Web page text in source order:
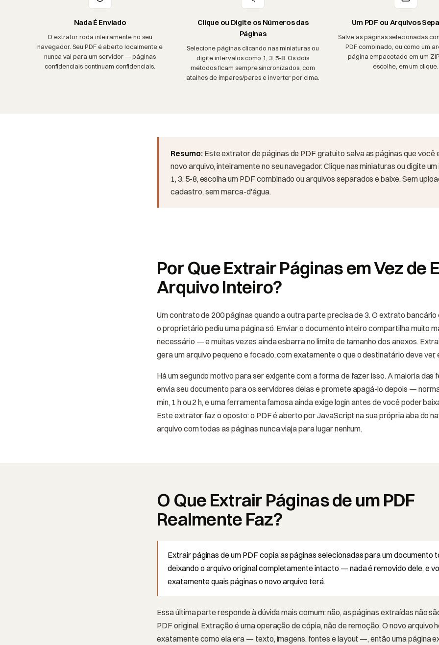
Nada É Enviado
O extrator roda inteiramente no seu
navegador. Seu PDF é aberto localmente e
nunca vai para um servidor — páginas
confidenciais continuam confidenciais.
Clique ou Digite os Números das
Páginas
Selecione páginas clicando nas miniaturas ou
digite intervalos como 1, 3, 5-8. Os dois
métodos ficam sempre sincronizados, com
atalhos de ímpares/pares e inverter por cima.
Um PDF ou Arquivos
Salve as páginas selecionadas
PDF combinado, ou como um
página empacotado em um
escolhe, em um clique.
Resumo: Este extrator de páginas de PDF gratuito salva as páginas que você
novo arquivo, inteiramente no seu navegador. Clique nas miniaturas ou digite
1, 3, 5-8, escolha um PDF combinado ou arquivos separados e baixe. Sem
cadastro, sem marca-d'água.
Por Que Extrair Páginas em Vez de
Arquivo Inteiro?
Um contrato de 200 páginas quando a outra parte precisa de 3. O extrato
o proprietário pediu uma página só. Enviar o documento inteiro compartilha muito
necessário — e muitas vezes ainda esbarra no limite de tamanho dos anexos.
gera um arquivo pequeno e focado, com exatamente o que o destinatário deve ver,
Há um segundo motivo para ser exigente com a forma de fazer isso. A maioria das
envia seu documento para os servidores delas e promete apagá-lo depois —
min, 1 h ou 2 h, e uma ferramenta famosa ainda exige login antes de você poder
Este extrator faz o oposto: o PDF é aberto por JavaScript na sua própria aba do
arquivo com todas as páginas nunca viaja para lugar nenhum.
O Que Extrair Páginas de um PDF
Realmente Faz?
Extrair páginas de um PDF copia as páginas selecionadas para um documento
deixando o arquivo original completamente intacto — nada é removido dele, e
exatamente quais páginas o novo arquivo terá.
Essa última parte responde à dúvida mais comum: não, as páginas extraídas não
PDF original. Extração é uma operação de cópia, não de remoção. O novo arquivo
exatamente como ela era — texto, imagens, fontes e layout —, então uma página